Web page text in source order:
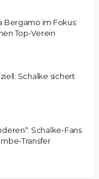
Bergamo im Fokus:
Top-Verein
Schalke sichert
Schalke-Fans
Transfer